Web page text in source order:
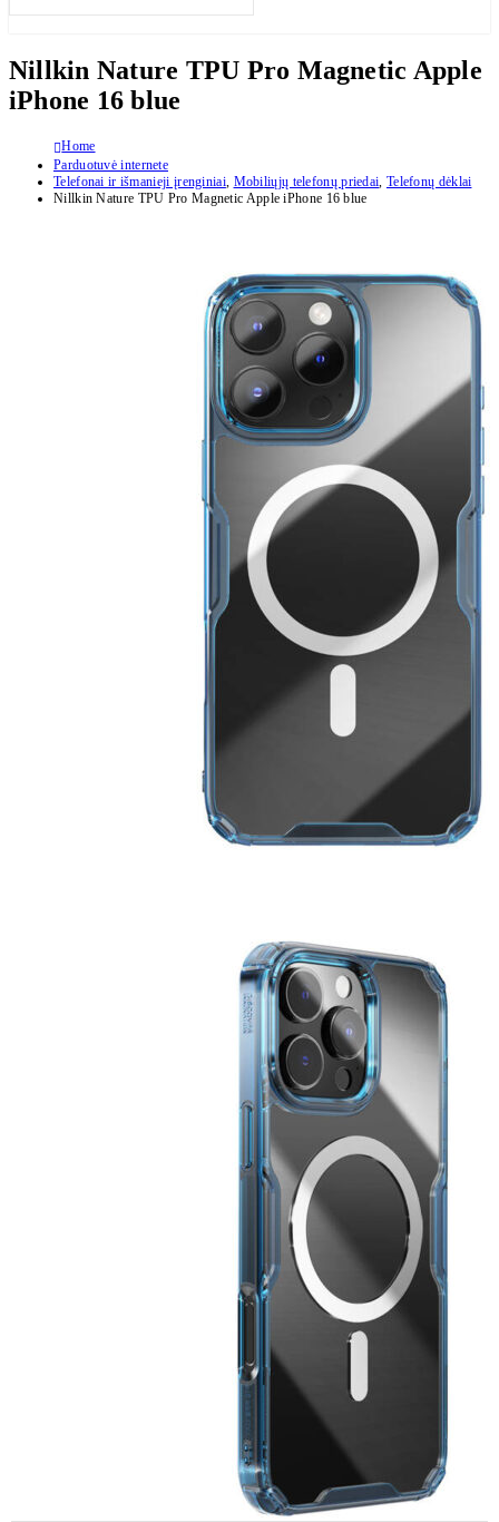
Nillkin Nature TPU Pro Magnetic Apple
iPhone 16 blue
Home
Parduotuvė internete
Telefonai ir išmanieji įrenginiai, Mobiliųjų telefonų priedai, Telefonų dėklai
Nillkin Nature TPU Pro Magnetic Apple iPhone 16 blue